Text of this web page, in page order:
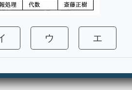
ウ エ